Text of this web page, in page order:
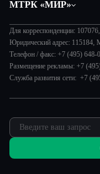
Экономика
Происшествия
Наука и технологии
Культура
Спорт
Евразия. Культурно
Евразия. Регионы
Наши иностранцы
Пять причин поехать в...
Сделано в Содружестве
МТРК «МИР»
История
Руководство
Лица мира
Новости
Пресса о нас
Карьера
Реклама
Для корреспонденции:
Юридический адрес: 115184,
Телефон / факс: +7 (495) 648-
Размещение рекламы: +7
Служба развития сети: +7